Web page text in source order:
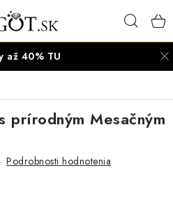
až 40% TU
prírodným Mesačným
Podrobnosti hodnotenia